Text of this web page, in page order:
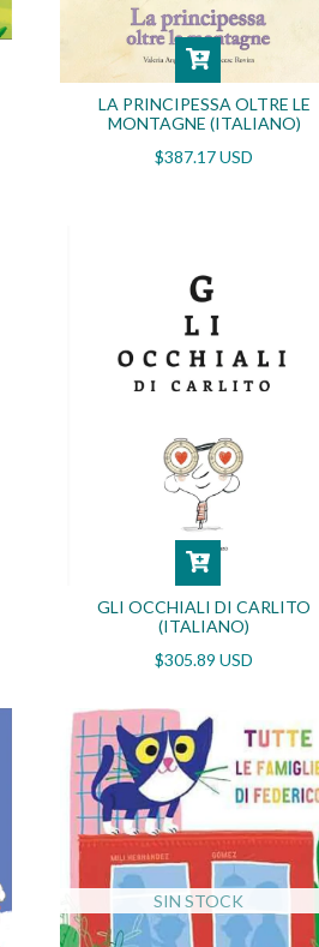
LA PRINCIPESSA OLTRE LE
MONTAGNE (ITALIANO)
$387.17 USD
GLI OCCHIALI DI CARLITO
(ITALIANO)
$305.89 USD
SIN STOCK